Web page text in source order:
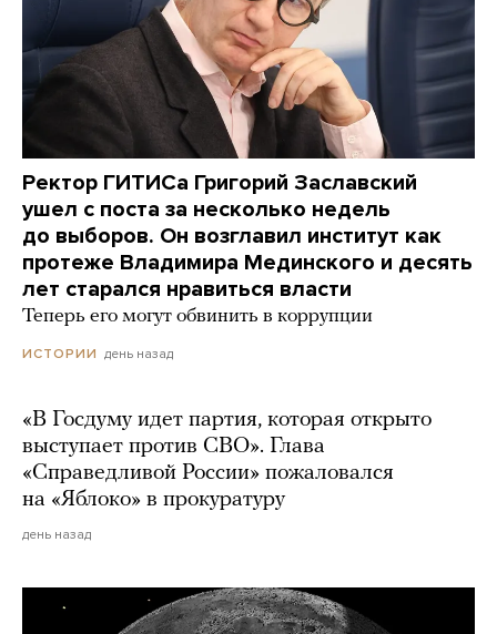
Ректор ГИТИСа Григорий Заславский
ушел с поста за несколько недель
до выборов. Он возглавил институт как
протеже Владимира Мединского и десять
лет старался нравиться власти
Теперь его могут обвинить в коррупции
ИСТОРИИ день назад
«В Госдуму идет партия, которая открыто
выступает против СВО». Глава
«Справедливой России» пожаловался
на «Яблоко» в прокуратуру
день назад